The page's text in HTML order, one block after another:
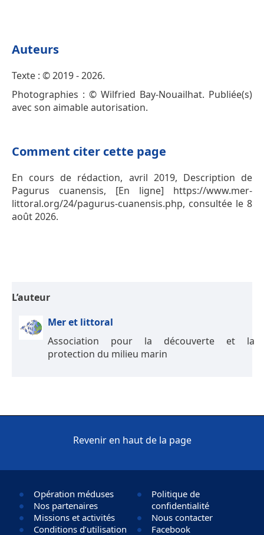
Auteurs
Texte : © 2019 - 2026.
Photographies : © Wilfried Bay-Nouailhat. Publiée(s)
avec son aimable autorisation.
Comment citer cette page
En cours de rédaction, avril 2019, Description de
Pagurus cuanensis, [En ligne] https://www.mer-
littoral.org/24/pagurus-cuanensis.php, consultée le 8
août 2026.
L’auteur
Mer et littoral
Association pour la découverte et la
protection du milieu marin
Revenir en haut de la page
Opération méduses
Nos partenaires
Missions et activités
Conditions d’utilisation
Politique de
confidentialité
Nous contacter
Facebook